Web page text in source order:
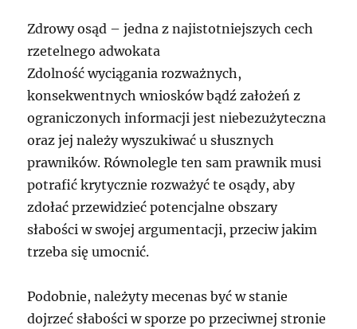
Zdrowy osąd – jedna z najistotniejszych cech
rzetelnego adwokata
Zdolność wyciągania rozważnych,
konsekwentnych wniosków bądź założeń z
ograniczonych informacji jest niebezużyteczna
oraz jej należy wyszukiwać u słusznych
prawników. Równolegle ten sam prawnik musi
potrafić krytycznie rozważyć te osądy, aby
zdołać przewidzieć potencjalne obszary
słabości w swojej argumentacji, przeciw jakim
trzeba się umocnić.
Podobnie, należyty mecenas być w stanie
dojrzeć słabości w sporze po przeciwnej stronie